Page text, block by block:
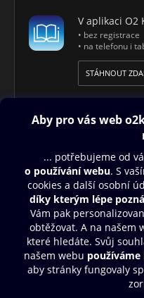
V aplikaci O2
• bez registrace
• na telefonu i
STÁHNOUT
Obsah ke stažení
Moje O2 Knihovna
Další zábava
© O2 Czech Republic a.s.